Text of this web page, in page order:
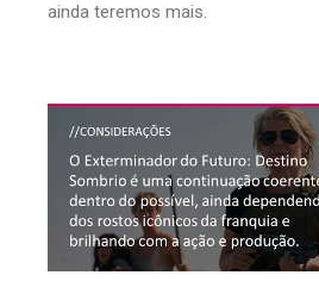
ainda teremos mais.